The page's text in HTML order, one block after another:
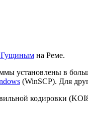
на Реме.
установлены в
(WinSCP). Для
кодировки